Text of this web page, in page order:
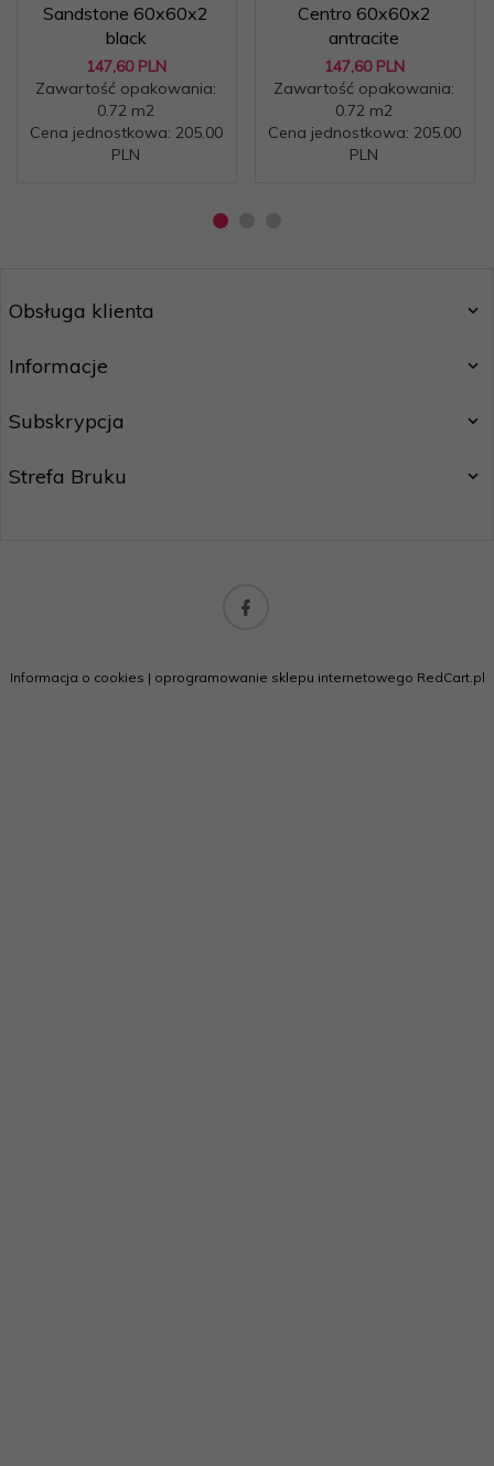
Sandstone 60x60x2
black
147,60 PLN
Zawartość opakowania:
0.72 m2
Cena jednostkowa: 205.00
PLN
Centro 60x60x2
antracite
147,60 PLN
Zawartość opakowania:
0.72 m2
Cena jednostkowa: 205.00
PLN
Obsługa klienta
Informacje
Subskrypcja
Strefa Bruku
Informacja o cookies | oprogramowanie sklepu internetowego RedCart.pl